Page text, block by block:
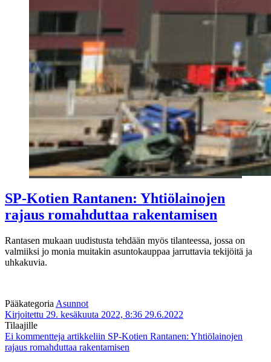
SP-Kotien Rantanen: Yhtiölainojen
rajaus romahduttaa rakentamisen
Rantasen mukaan uudistusta tehdään myös tilanteessa, jossa on
valmiiksi jo monia muitakin asuntokauppaa jarruttavia tekijöitä ja
uhkakuvia.
Pääkategoria Asunnot
Kirjoitettu 29. kesäkuuta 2022, 8:36 29.6.2022
Tilaajille
Ei kommentteja artikkeliin SP-Kotien Rantanen: Yhtiölainojen
rajaus romahduttaa rakentamisen